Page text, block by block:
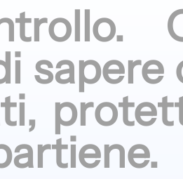
sapere